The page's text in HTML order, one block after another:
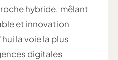
hybride, mêlant
et innovation
la voie la plus
digitales